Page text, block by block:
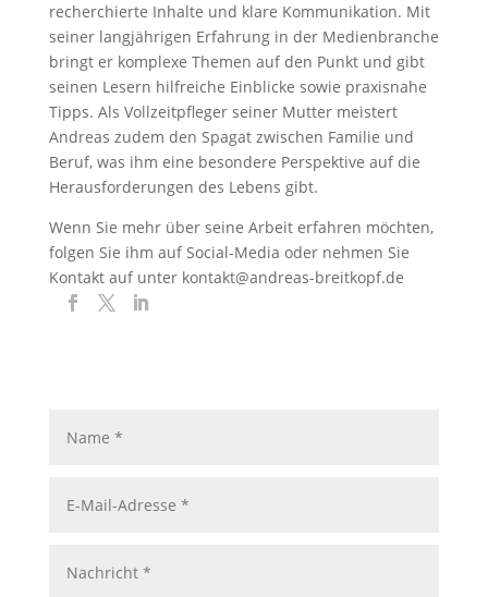
recherchierte Inhalte und klare Kommunikation. Mit
seiner langjährigen Erfahrung in der Medienbranche
bringt er komplexe Themen auf den Punkt und gibt
seinen Lesern hilfreiche Einblicke sowie praxisnahe
Tipps. Als Vollzeitpfleger seiner Mutter meistert
Andreas zudem den Spagat zwischen Familie und
Beruf, was ihm eine besondere Perspektive auf die
Herausforderungen des Lebens gibt.
Wenn Sie mehr über seine Arbeit erfahren möchten,
folgen Sie ihm auf Social-Media oder nehmen Sie
Kontakt auf unter kontakt@andreas-breitkopf.de